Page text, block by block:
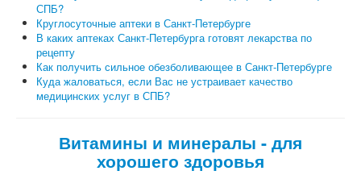
СПБ?
Круглосуточные аптеки в Санкт-Петербурге
В каких аптеках Санкт-Петербурга готовят лекарства по
рецепту
Как получить сильное обезболивающее в Санкт-Петербурге
Куда жаловаться, если Вас не устраивает качество
медицинских услуг в СПБ?
Витамины и минералы - для
хорошего здоровья